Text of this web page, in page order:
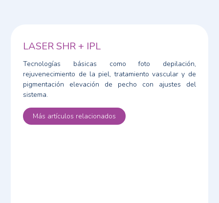
LASER SHR + IPL
Tecnologías básicas como foto depilación,
rejuvenecimiento de la piel, tratamiento vascular y de
pigmentación elevación de pecho con ajustes del
sistema.
Más artículos relacionados